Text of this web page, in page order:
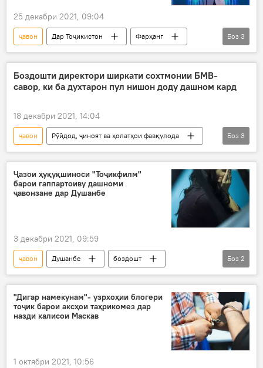
25 декабри 2021, 09:04
ҷавон Дар Тоҷикистон
Фарҳанг
озмун
ҳунарманд Дар Русия
Боз 3
Боздошти директори ширкати сохтмонии БМВ-
савор, ки ба духтарон пул нишон доду дашном кард
18 декабри 2021, 14:04
ҷавон
Рӯйдод, ҷиноят ва ҳолатҳои фавқулода
ҳабс
боздошт
РВКД ҶТ дар шаҳри Душанбе
Боз 3
Ҷазои ҳуқуқшиноси "Тоҷикфилм"
барои гаппартоиву дашноми
ҷавонзане дар Душанбе
3 декабри 2021, 09:59
ҷавон Душанбе
боздошт
РВКД ҶТ дар шаҳри Душанбе
гаппартоӣ
Боз 2
"Дигар намекунам"- узрхоҳии блогери
тоҷик барои аксҳои таҳрикомез дар
назди калисои Маскав
1 октябри 2021, 10:56